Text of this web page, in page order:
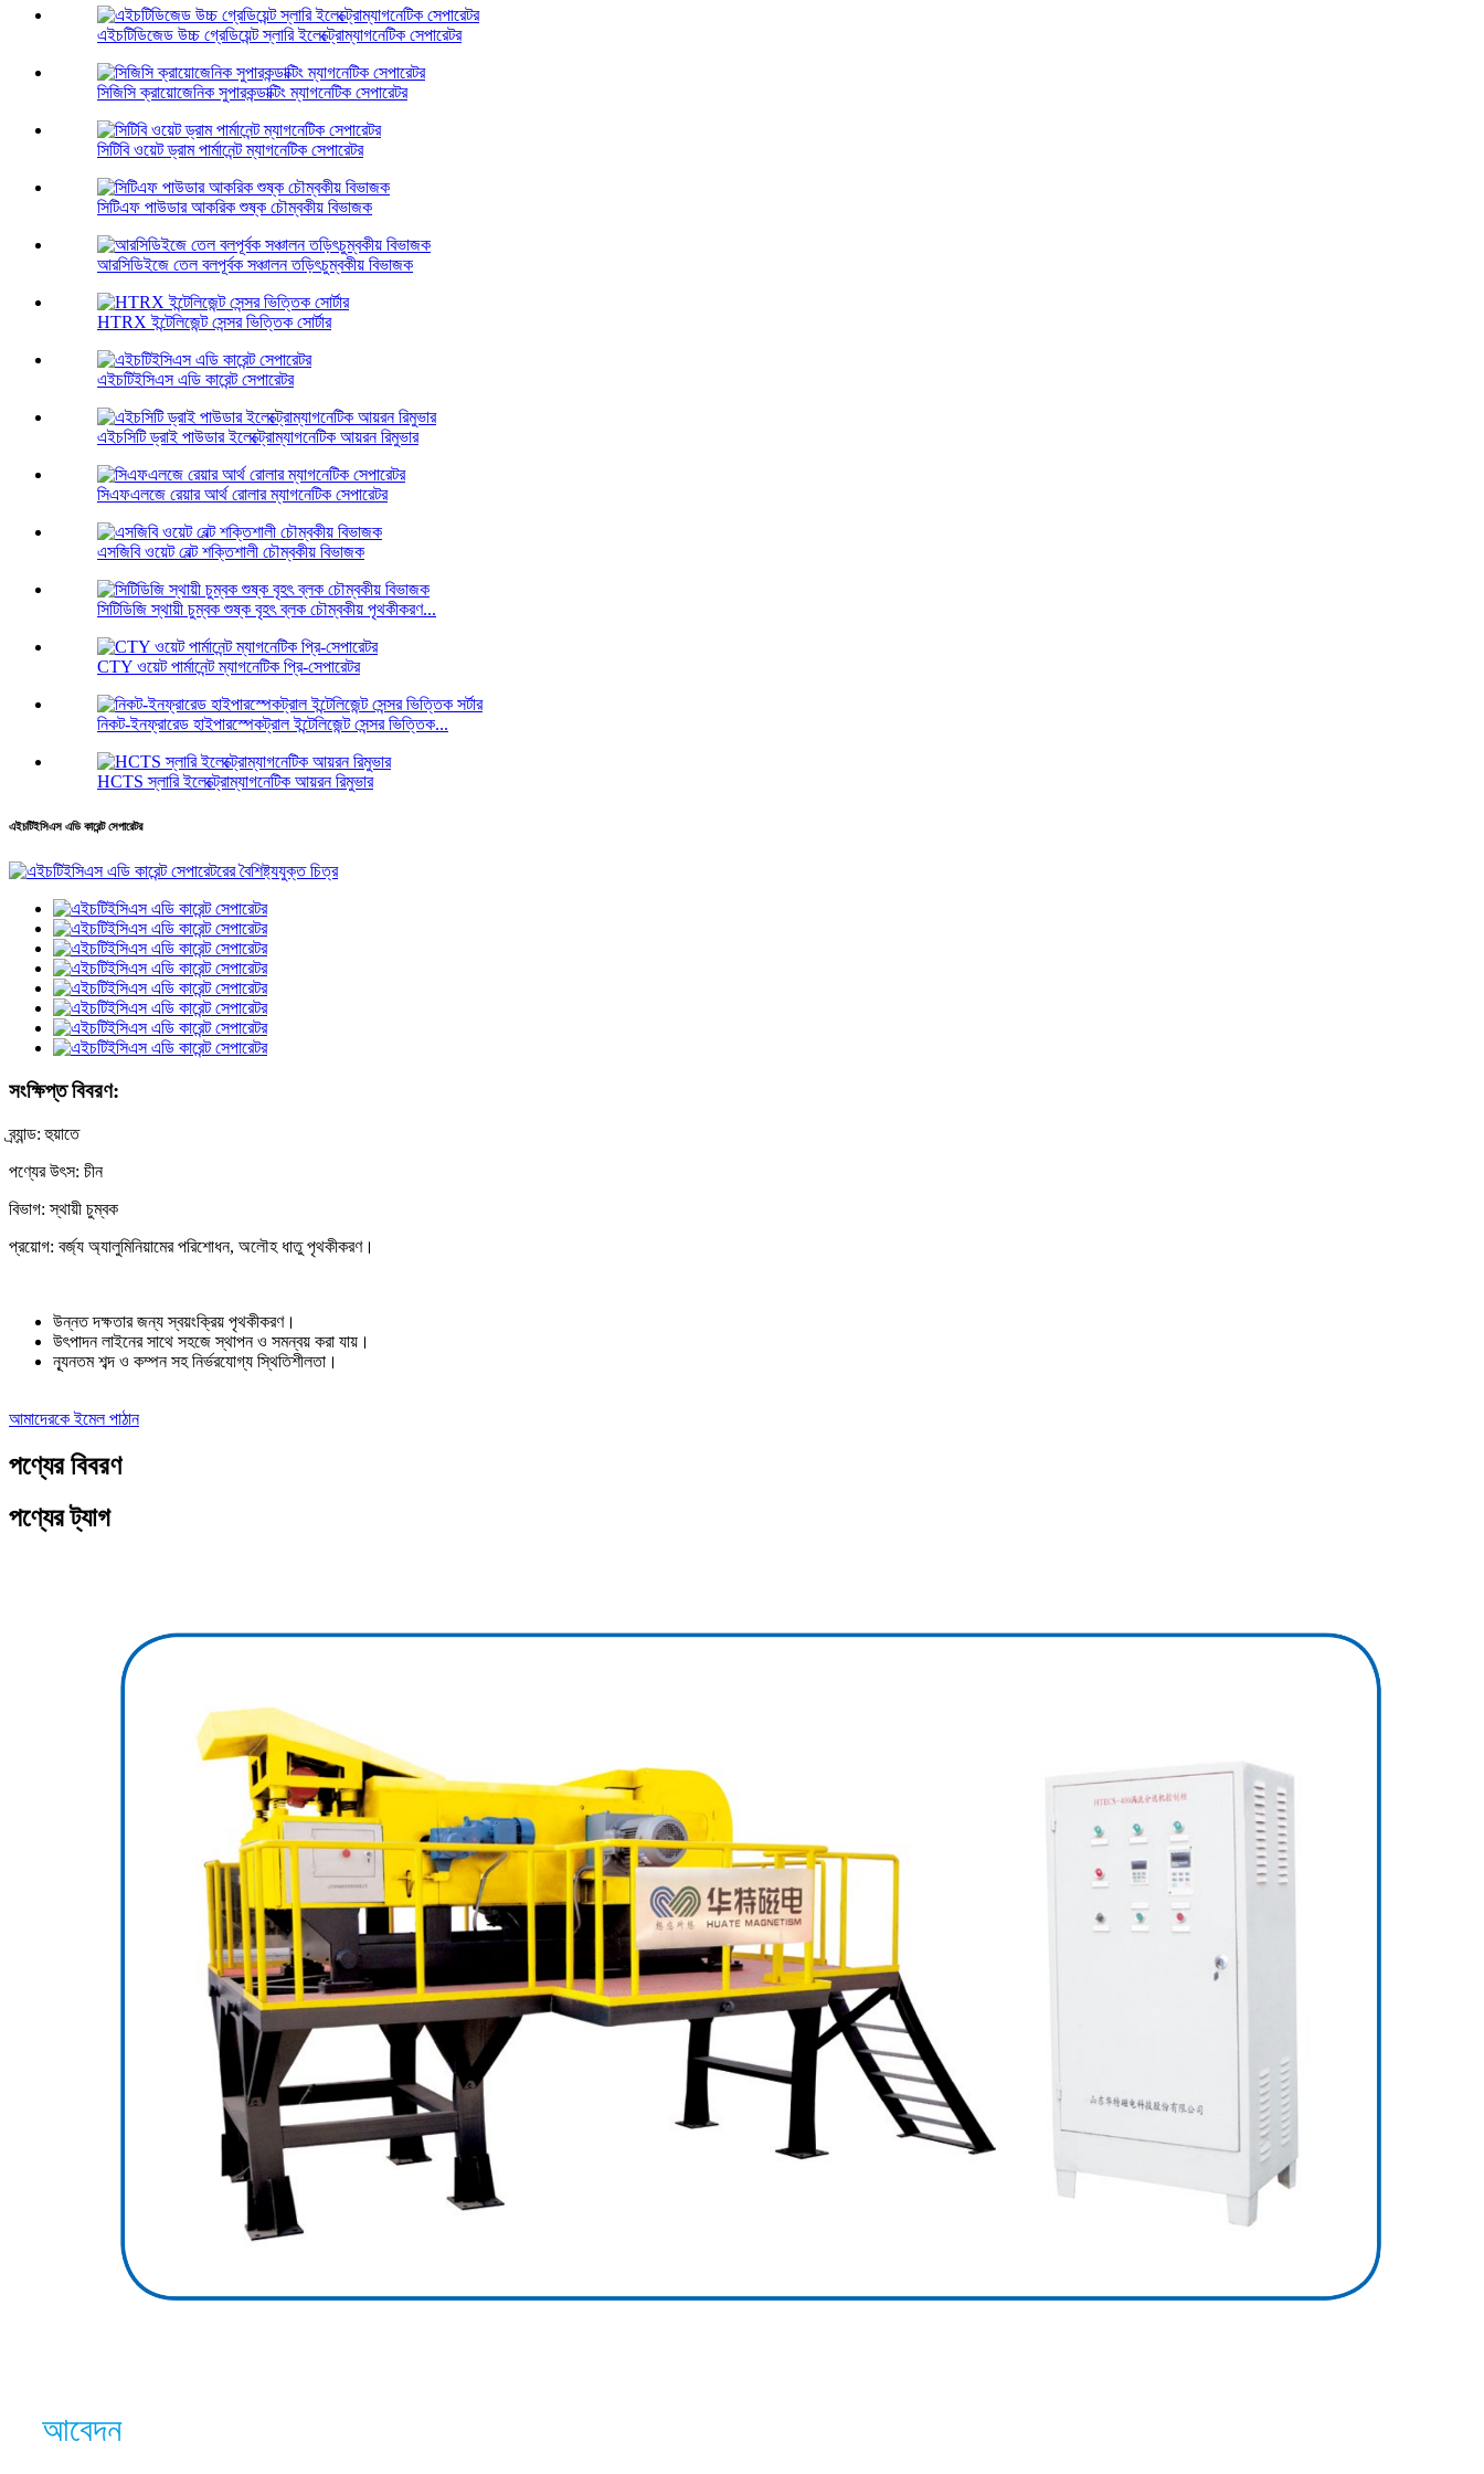
এইচটিডিজেড উচ্চ গ্রেডিয়েন্ট স্লারি ইলেক্ট্রোম্যাগনেটিক সেপারেটর
সিজিসি ক্রায়োজেনিক সুপারকন্ডাক্টিং ম্যাগনেটিক সেপারেটর
সিটিবি ওয়েট ড্রাম পার্মানেন্ট ম্যাগনেটিক সেপারেটর
সিটিএফ পাউডার আকরিক শুষ্ক চৌম্বকীয় বিভাজক
আরসিডিইজে তেল বলপূর্বক সঞ্চালন তড়িৎচুম্বকীয় বিভাজক
HTRX ইন্টেলিজেন্ট সেন্সর ভিত্তিক সোর্টার
এইচটিইসিএস এডি কারেন্ট সেপারেটর
এইচসিটি ড্রাই পাউডার ইলেক্ট্রোম্যাগনেটিক আয়রন রিমুভার
সিএফএলজে রেয়ার আর্থ রোলার ম্যাগনেটিক সেপারেটর
এসজিবি ওয়েট বেল্ট শক্তিশালী চৌম্বকীয় বিভাজক
সিটিডিজি স্থায়ী চুম্বক শুষ্ক বৃহৎ ব্লক চৌম্বকীয় পৃথকীকরণ...
CTY ওয়েট পার্মানেন্ট ম্যাগনেটিক প্রি-সেপারেটর
নিকট-ইনফ্রারেড হাইপারস্পেকট্রাল ইন্টেলিজেন্ট সেন্সর ভিত্তিক...
HCTS স্লারি ইলেক্ট্রোম্যাগনেটিক আয়রন রিমুভার
এইচটিইসিএস এডি কারেন্ট সেপারেটর
সংক্ষিপ্ত বিবরণ:
ব্র্যান্ড: হুয়াতে
পণ্যের উৎস: চীন
বিভাগ: স্থায়ী চুম্বক
প্রয়োগ: বর্জ্য অ্যালুমিনিয়ামের পরিশোধন, অলৌহ ধাতু পৃথকীকরণ।
উন্নত দক্ষতার জন্য স্বয়ংক্রিয় পৃথকীকরণ।
উৎপাদন লাইনের সাথে সহজে স্থাপন ও সমন্বয় করা যায়।
ন্যূনতম শব্দ ও কম্পন সহ নির্ভরযোগ্য স্থিতিশীলতা।
আমাদেরকে ইমেল পাঠান
পণ্যের বিবরণ
পণ্যের ট্যাগ
আবেদন